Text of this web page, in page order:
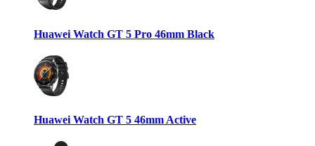
Huawei Watch GT 5 Pro 46mm Black
Huawei Watch GT 5 46mm Active